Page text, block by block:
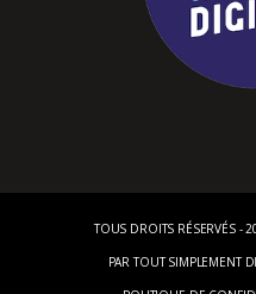
TOUS DROITS RÉSERVÉS -
PARTOUT SIMPLEMENT